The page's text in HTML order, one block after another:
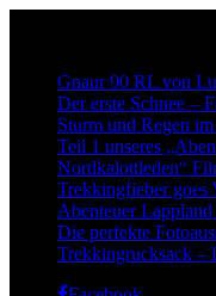
Gnaur 90 RL von
Der erste Schnee –
Sturm und Regen
Teil 1 unseres
Nordkalottleden“
Trekkingfieber goes
Abenteuer
Die perfekte
Trekkingrucksack –